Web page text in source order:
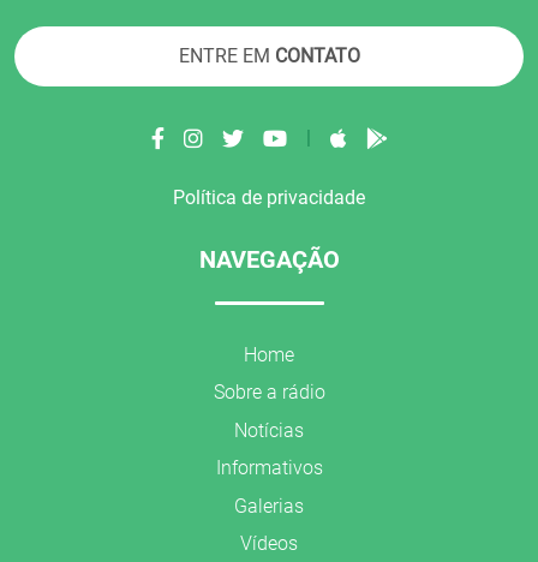
ENTRE EM CONTATO
|
Política de privacidade
NAVEGAÇÃO
Home
Sobre a rádio
Notícias
Informativos
Galerias
Vídeos